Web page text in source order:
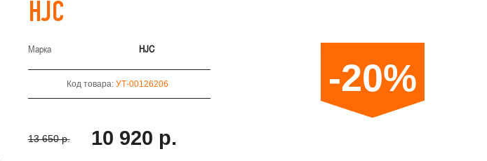
HJC
Марка HJC
Код товара: УТ-00126206
13 650 р. 10 920 р.
-20%